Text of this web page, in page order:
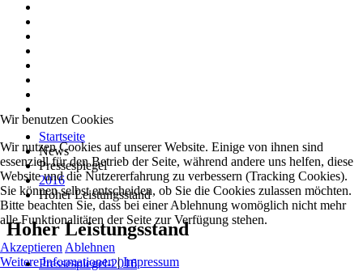
Startseite
News
Pressespiegel
2016
Hoher Leistungsstand
Hoher Leistungsstand
Pressespiegel-2016
Wir benutzen Cookies
Wir nutzen Cookies auf unserer Website. Einige von ihnen sind
essenziell für den Betrieb der Seite, während andere uns helfen, diese
Website und die Nutzererfahrung zu verbessern (Tracking Cookies).
Sie können selbst entscheiden, ob Sie die Cookies zulassen möchten.
Bitte beachten Sie, dass bei einer Ablehnung womöglich nicht mehr
alle Funktionalitäten der Seite zur Verfügung stehen.
Akzeptieren Ablehnen
Weitere Informationen|Impressum